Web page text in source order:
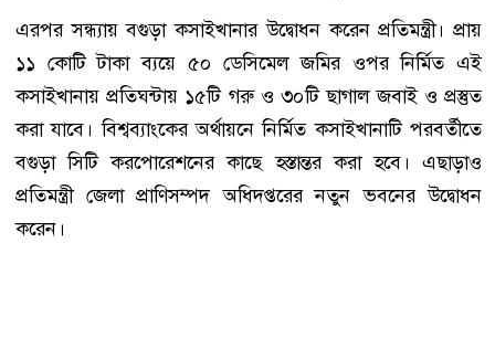
এরপর সন্ধ্যায় বগুড়া কসাইখানার উদ্বোধন করেন প্রতিমন্ত্রী। প্রায়
১১ কোটি টাকা ব্যয়ে ৫০ ডেসিমেল জমির ওপর নির্মিত এই
কসাইখানায় প্রতিঘন্টায় ১৫টি গরু ও ৩০টি ছাগাল জবাই ও প্রস্তুত
করা যাবে। বিশ্বব্যাংকের অর্থায়নে নির্মিত কসাইখানাটি পরবর্তীতে
বগুড়া সিটি করপোরেশনের কাছে হস্তান্তর করা হবে। এছাড়াও
প্রতিমন্ত্রী জেলা প্রাণিসম্পদ অধিদপ্তরের নতুন ভবনের উদ্বোধন
করেন।